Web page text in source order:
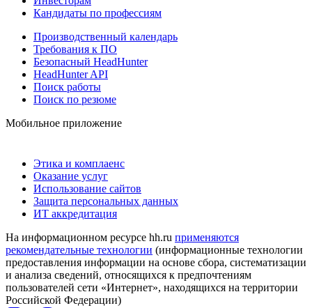
Кандидаты по профессиям
Производственный календарь
Требования к ПО
Безопасный HeadHunter
HeadHunter API
Поиск работы
Поиск по резюме
Мобильное приложение
Этика и комплаенс
Оказание услуг
Использование сайтов
Защита персональных данных
ИТ аккредитация
На информационном ресурсе hh.ru применяются
рекомендательные технологии (информационные технологии
предоставления информации на основе сбора, систематизации
и анализа сведений, относящихся к предпочтениям
пользователей сети «Интернет», находящихся на территории
Российской Федерации)